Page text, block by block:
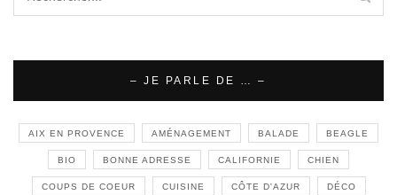
– JE PARLE DE … –
AIX EN PROVENCE AMÉNAGEMENT BALADE BEAGLE
BIO BONNE ADRESSE CALIFORNIE CHIEN
COUPS DE COEUR CUISINE CÔTE D'AZUR DÉCO